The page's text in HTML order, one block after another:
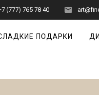
(777) 765 78 40
ПОДАРКИ